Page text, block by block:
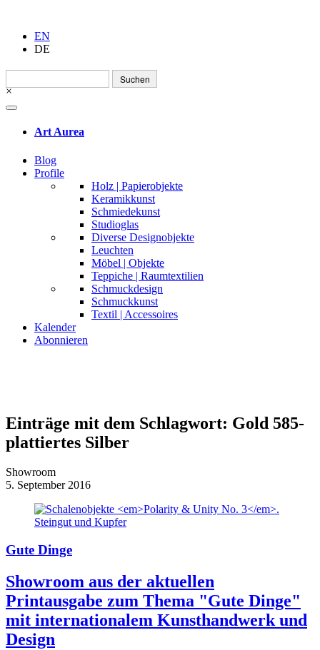
EN
DE
Suchen
nach:
×
Art Aurea
Blog
Profile
Holz | Papierobjekte
Keramikkunst
Schmiedekunst
Studioglas
Diverse Designobjekte
Leuchten
Möbel | Objekte
Teppiche | Raumtextilien
Schmuckdesign
Schmuckkunst
Textil | Accessoires
Kalender
Abonnieren
Einträge mit dem Schlagwort: Gold 585-
plattiertes Silber
Showroom
5. September 2016
Gute Dinge
Showroom aus der aktuellen
Printausgabe zum Thema "Gute Dinge"
mit internationalem Kunsthandwerk und
Design